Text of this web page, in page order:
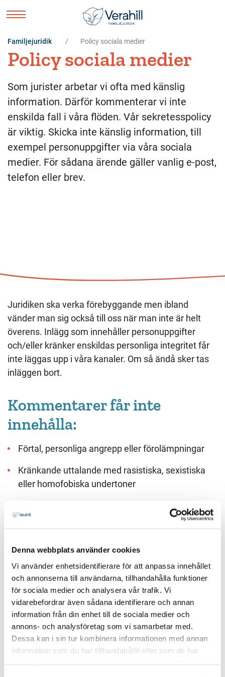
Denna webbplats använder cookies
Vi använder enhetsidentifierare för att anpassa innehållet
och annonserna till användarna, tillhandahålla funktioner
för sociala medier och analysera vår trafik. Vi
vidarebefordrar även sådana identifierare och annan
information från din enhet till de sociala medier och
annons- och analysföretag som vi samarbetar med.
Dessa kan i sin tur kombinera informationen med annan
information som du har tillhandahållit eller som de har
Familjejuridik Policy sociala medier
Policy sociala medier
Som jurister arbetar vi ofta med känslig
information. Därför kommenterar vi inte
enskilda fall i våra flöden. Vår sekretesspolicy
är viktig. Skicka inte känslig information, till
exempel personuppgifter via våra sociala
medier. För sådana ärende gäller vanlig e-post,
telefon eller brev.
Juridiken ska verka förebyggande men ibland
vänder man sig också till oss när man inte är helt
överens. Inlägg som innehåller personuppgifter
och/eller kränker enskildas personliga integritet får
inte läggas upp i våra kanaler. Om så ändå sker tas
inläggen bort.
Kommentarer får inte
innehålla:
Förtal, personliga angrepp eller förolämpningar
Kränkande uttalande med rasistiska, sexistiska
eller homofobiska undertoner
Samma sak gäller för:
Våldsskildringar eller pornografi
Svordomar eller obscena ord
Uppmaningar till brott/annan brottslig verksamhet
Olovligt bruk av upphovsrättsligt skyddat material
Kommersiella budskap, reklam eller spam